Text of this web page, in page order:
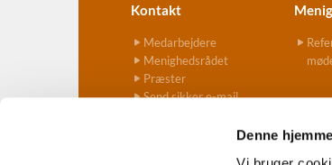
Denne
Kontakt
Medarbejdere
Menighedsrådet
Præster
Send sikker e-mail